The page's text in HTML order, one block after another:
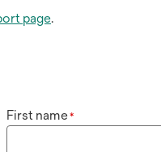
page.
First name*